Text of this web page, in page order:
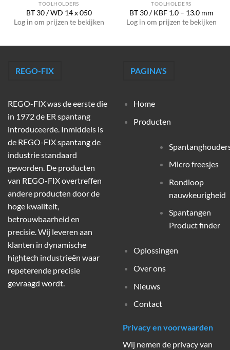
TOOLHOLDERS
BT 30 / WD 14 x 050
Log in om prijzen te bekijken
TOOLHOLDERS
BT 30 / KBF 1.0 – 13.0 mm
Log in om prijzen te bekijken
REGO-FIX
REGO-FIX was de eerste die
in 1972 de ER spantang
introduceerde. Inmiddels is
de REGO-FIX spantang de
industrie standaard
geworden. De producten
van REGO-FIX overtreffen
andere producten door de
hoge kwaliteit,
betrouwbaarheid en
precisie. Wij leveren aan
klanten in dynamische
hightech industrieën waar
repeterende precisie
gevraagd wordt.
PAGINA'S
Home
Producten
Micro freesjes
Rondloop
nauwkeurigheid
Spantangen
Product finder
Oplossingen
Over ons
Nieuws
Contact
Privacy en voorwaarden
Wij nemen de privacy van